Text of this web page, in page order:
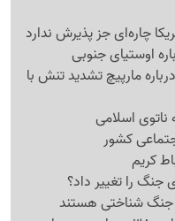
چاره‌ای جز پذیرش ندارد
مارپیچ تشدید تنش با
اسلامی
جنگ را تغییر داد؟
جنگ شناختی هستند